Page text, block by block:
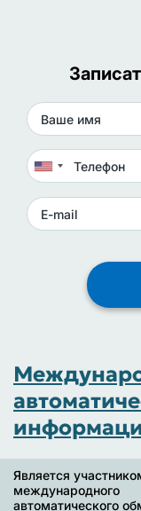
Является
международного
автоматического